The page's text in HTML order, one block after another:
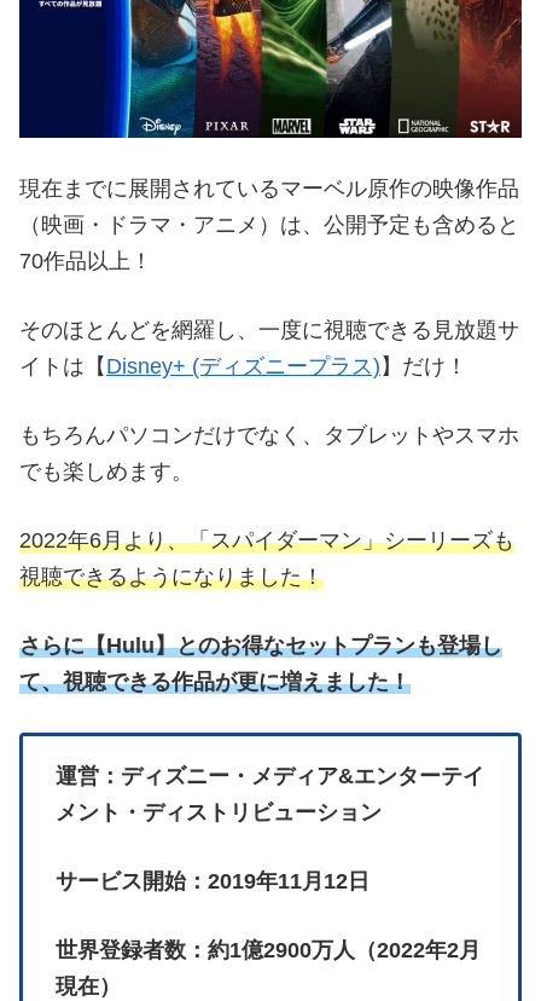
現在までに展開されているマーベル原作の映像作品
（映画・ドラマ・アニメ）は、公開予定も含めると
70作品以上！
そのほとんどを網羅し、一度に視聴できる見放題サ
イトは【 Disney+ (ディズニープラス) 】だけ！
もちろんパソコンだけでなく、タブレットやスマホ
でも楽しめます。
2022年6月より、「スパイダーマン」シーリーズも
視聴できるようになりました！
さらに【Hulu】とのお得なセットプランも登場し
て、視聴できる作品が更に増えました！
運営：ディズニー・メディア&エンターテイ
メント・ディストリビューション
サービス開始：2019年11月12日
世界登録者数：約1億2900万人（2022年2月
現在）